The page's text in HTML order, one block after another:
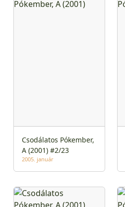
Csodálatos Pókember,
A (2001) #2/23
2005. január